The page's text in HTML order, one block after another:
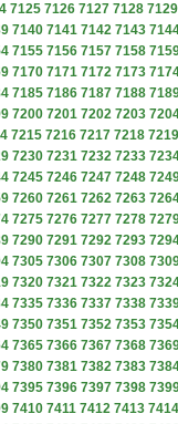
7125 7126 7127 7128 7129
7140 7141 7142 7143
7155 7156 7157 7158
7170 7171 7172 7173
7185 7186 7187 7188
7200 7201 7202 7203
7215 7216 7217 7218 7219
7230 7231 7232 7233
7245 7246 7247 7248
7260 7261 7262 7263
7275 7276 7277 7278
7290 7291 7292 7293
7305 7306 7307 7308
7320 7321 7322 7323
7335 7336 7337 7338
7350 7351 7352 7353
7365 7366 7367 7368
7380 7381 7382 7383
7395 7396 7397 7398
7410 7411 7412 7413 7414